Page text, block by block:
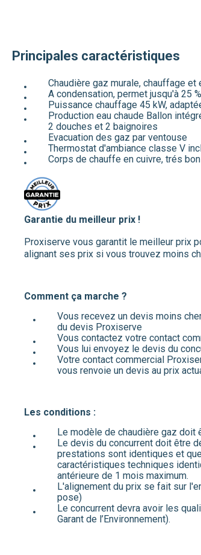
Principales caractéristiques
Chaudière gaz murale, chauffage et
A condensation, permet jusqu'à 25
Puissance chauffage 45 kW,
Production eau chaude Ballon
2 douches et 2 baignoires
Evacuation des gaz par ventouse
Thermostat d'ambiance classe V
Corps de chauffe en cuivre, trés
Garantie du meilleur prix !
Proxiserve vous garantit le meilleur prix
alignant ses prix si vous trouvez moins
Comment ça marche ?
Vous recevez un devis moins
du devis Proxiserve
Vous contactez votre contact
Vous lui envoyez le devis du
Votre contact commercial
vous renvoie un devis au prix
Les conditions :
Le modèle de chaudière gaz doit
Le devis du concurrent doit être
prestations sont identiques et
caractéristiques techniques
antérieure de 1 mois maximum.
L'alignement du prix se fait sur
pose)
Le concurrent devra avoir les
Garant de l’Environnement).